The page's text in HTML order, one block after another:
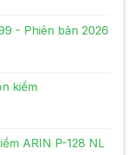
- Phiên bản 2026
kiềm
ARIN P-128 NL